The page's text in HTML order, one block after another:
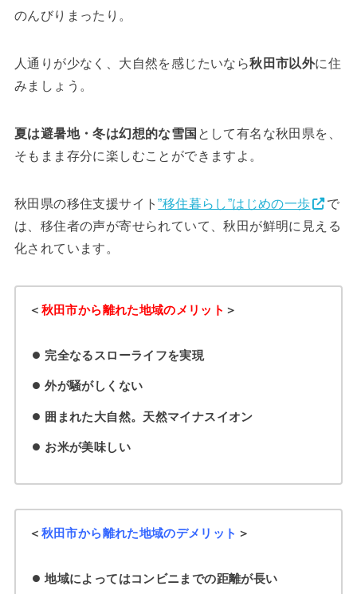
のんびりまったり。
人通りが少なく、大自然を感じたいなら秋田市以外に住
みましょう。
夏は避暑地・冬は幻想的な雪国 として有名な秋田県を、
そもまま存分に楽しむことができますよ。
秋田県の移住支援サイト”移住暮らし”はじめの一歩
で
は、移住者の声が寄せられていて、秋田が鮮明に見える
化されています。
＜ 秋田市から離れた地域のメリット ＞
完全なるスローライフを実現
外が騒がしくない
囲まれた大自然。天然マイナスイオン
お米が美味しい
＜ 秋田市から離れた地域のデメリット ＞
地域によってはコンビニまでの距離が長い